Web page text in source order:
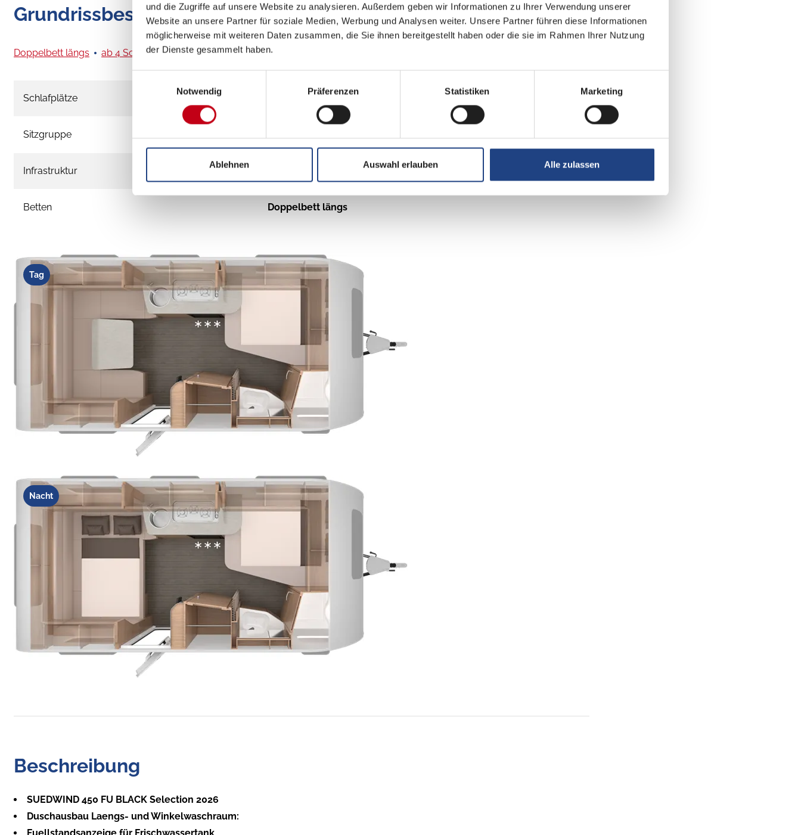
und die Zugriffe auf unsere Website zu analysieren. Außerdem geben wir Informationen zu Ihrer Verwendung unserer
Website an unsere Partner für soziale Medien, Werbung und Analysen weiter. Unsere Partner führen diese Informationen
möglicherweise mit weiteren Daten zusammen, die Sie ihnen bereitgestellt haben oder die sie im Rahmen Ihrer Nutzung
der Dienste gesammelt haben.
Notwendig
Präferenzen Statistiken Marketing
Ablehnen Auswahl erlauben Alle zulassen
Grundrissbeschreibung
Doppelbett längs ab 4 Schlafplätze
Schlafplätze
Sitzgruppe
Infrastruktur
Betten Doppelbett längs
Tag
Nacht
Beschreibung
SUEDWIND 450 FU BLACK Selection 2026
Duschausbau Laengs- und Winkelwaschraum: